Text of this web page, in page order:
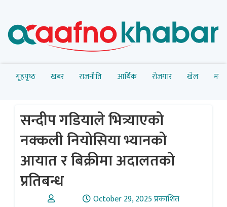
गृहपृष्‍ठ खबर राजनीति आर्थिक रोजगार खेल
सन्दीप गडियाले भित्र्याएको
नक्कली नियोसिया भ्यानको
आयात र बिक्रीमा अदालतको
प्रतिबन्ध
October 29, 2025 प्रकाशित